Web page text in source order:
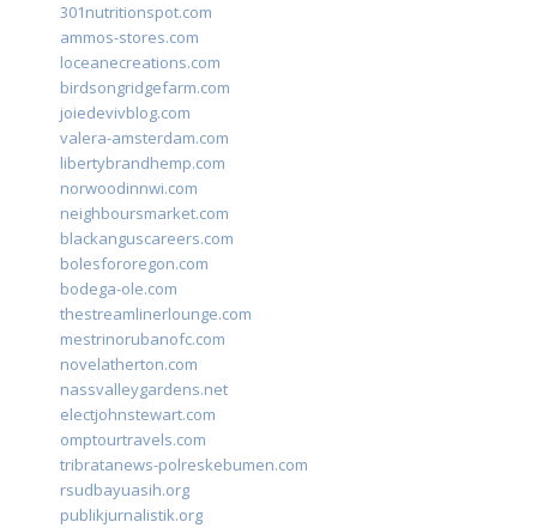
301nutritionspot.com
ammos-stores.com
loceanecreations.com
birdsongridgefarm.com
joiedevivblog.com
valera-amsterdam.com
libertybrandhemp.com
norwoodinnwi.com
neighboursmarket.com
blackanguscareers.com
bolesfororegon.com
bodega-ole.com
thestreamlinerlounge.com
mestrinorubanofc.com
novelatherton.com
nassvalleygardens.net
electjohnstewart.com
omptourtravels.com
tribratanews-polreskebumen.com
rsudbayuasih.org
publikjurnalistik.org